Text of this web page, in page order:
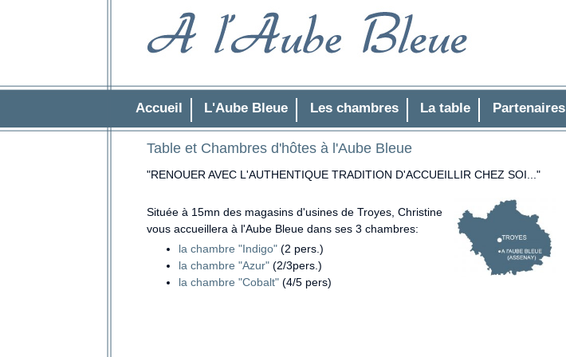
Accueil L'Aube Bleue Les chambres La table Partenaires
Table et Chambres d'hôtes à l'Aube Bleue
"RENOUER AVEC L'AUTHENTIQUE TRADITION D'ACCUEILLIR CHEZ SOI..."
Située à 15mn des magasins d'usines de Troyes, Christine
vous accueillera à l'Aube Bleue dans ses 3 chambres:
la chambre "Indigo" (2 pers.)
la chambre "Azur"(2/3pers.)
la chambre "Cobalt" (4/5 pers)